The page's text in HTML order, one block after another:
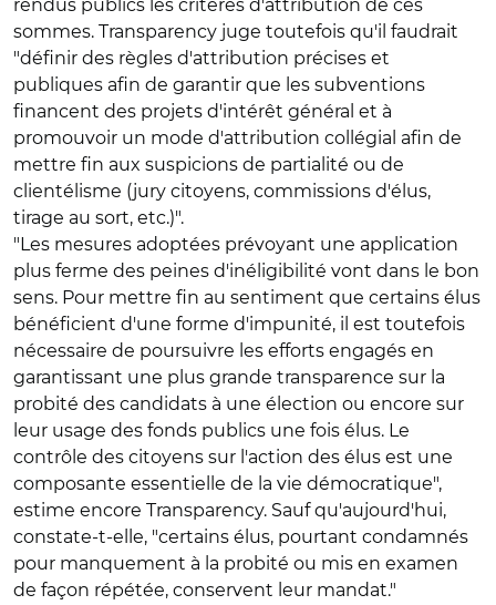
rendus publics les critères d'attribution de ces
sommes. Transparency juge toutefois qu'il faudrait
"définir des règles d'attribution précises et
publiques afin de garantir que les subventions
financent des projets d'intérêt général et à
promouvoir un mode d'attribution collégial afin de
mettre fin aux suspicions de partialité ou de
clientélisme (jury citoyens, commissions d'élus,
tirage au sort, etc.)".
"Les mesures adoptées prévoyant une application
plus ferme des peines d'inéligibilité vont dans le bon
sens. Pour mettre fin au sentiment que certains élus
bénéficient d'une forme d'impunité, il est toutefois
nécessaire de poursuivre les efforts engagés en
garantissant une plus grande transparence sur la
probité des candidats à une élection ou encore sur
leur usage des fonds publics une fois élus. Le
contrôle des citoyens sur l'action des élus est une
composante essentielle de la vie démocratique",
estime encore Transparency. Sauf qu'aujourd'hui,
constate-t-elle, "certains élus, pourtant condamnés
pour manquement à la probité ou mis en examen
de façon répétée, conservent leur mandat."